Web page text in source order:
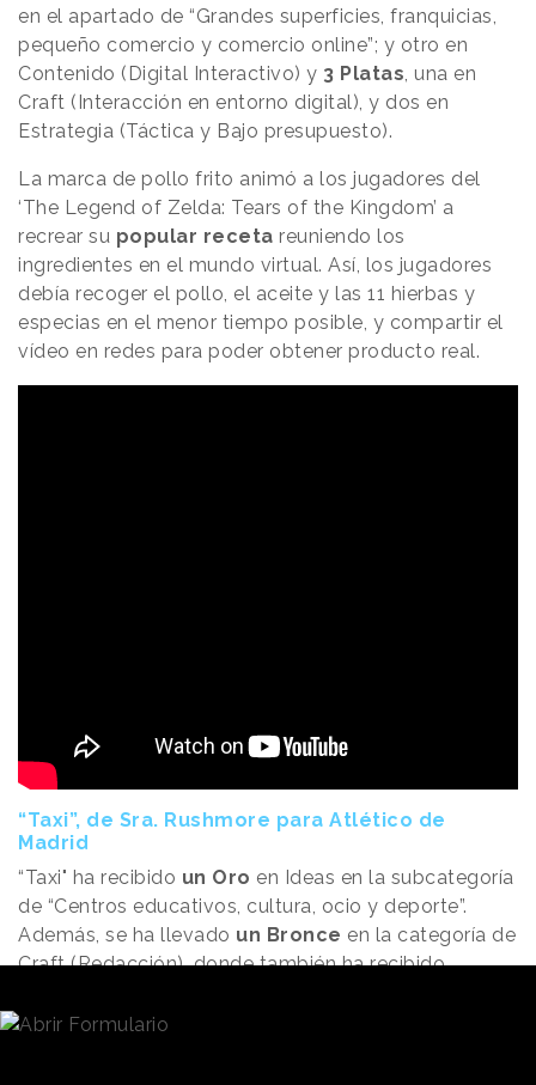
en el apartado de “Grandes superficies, franquicias,
pequeño comercio y comercio online”; y otro en
Contenido (Digital Interactivo) y 3 Platas, una en
Craft (Interacción en entorno digital), y dos en
Estrategia (Táctica y Bajo presupuesto).
La marca de pollo frito animó a los jugadores del
‘The Legend of Zelda: Tears of the Kingdom’ a
recrear su popular receta reuniendo los
ingredientes en el mundo virtual. Así, los jugadores
debía recoger el pollo, el aceite y las 11 hierbas y
especias en el menor tiempo posible, y compartir el
vídeo en redes para poder obtener producto real.
“Taxi”, de Sra. Rushmore para Atlético de
Madrid
“Taxi" ha recibido un Oro en Ideas en la subcategoría
de “Centros educativos, cultura, ocio y deporte”.
Además, se ha llevado un Bronce en la categoría de
Craft (Redacción), donde también ha recibido
de actores y Dirección y Realización.